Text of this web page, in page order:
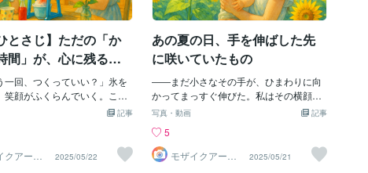
作りの物を贈るっていいですね(*^^*)みな
さんも、今年の記念日や父の日は、いつ
もと違う似顔絵キャンバスを贈ってみる
と喜んでくれること間違いなしですよ！
是非、一度ご覧くださいね！―――――
――――――――――――――――――
――――――――――― 現在、似顔絵や
似顔絵付き名刺の販売を行っています。
対面の場面で、 ①相手に見せたいと思
える名刺で自信のある表情になる、 ②
相手が似顔絵を食いつくように見ること
とさじ】ただの「か
間」が、心に残る宝
た日
回、つくっていい？」氷を
笑顔がふくらんでいく。この
えのない記憶は、たった1枚の
握りしめて、目をきらきら
らかき氷を待つ息子。私はそ
をガリガリ削りながら笑って
記事
アート
2025/05/22
あの夏の日、手を伸ばした先
に咲いていたもの
――まだ小さなその手が、ひまわりに向
かってまっすぐ伸びた。私はその横顔
を、きっと一生忘れない。昨年の夏、ひ
子とふたりで歩いた、ただの夏の日。だ
けど、ふとした瞬間、「この時間を、ず
っと覚えていたい」そう思ったんです。
記事
写真・動画
5
モザイクアート
専門店
2025/05/21